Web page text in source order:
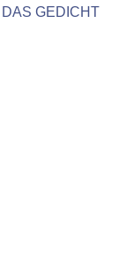
GEDICHT